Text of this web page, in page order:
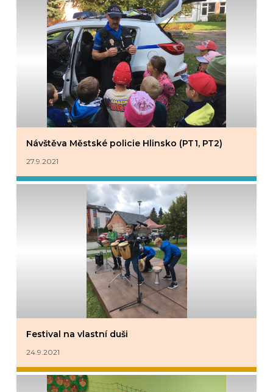
Návštěva Městské policie Hlinsko (PT1, PT2)
27.9.2021
Festival na vlastní duši
24.9.2021